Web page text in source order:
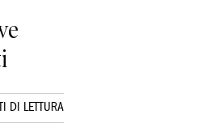
DI LETTURA